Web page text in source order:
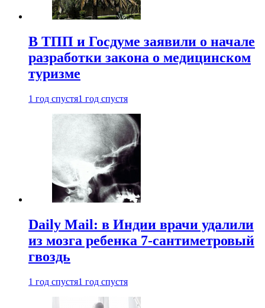
В ТПП и Госдуме заявили о начале
разработки закона о медицинском
туризме
1 год спустя1 год спустя
Daily Mail: в Индии врачи удалили
из мозга ребенка 7-сантиметровый
гвоздь
1 год спустя1 год спустя